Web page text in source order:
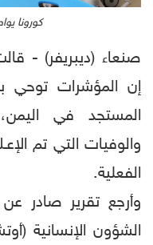
كورونا
صنعاء (ديبريفر) -
إن المؤشرات توحي
المستجد في
والوفيات التي تم
الفعلية.
وأرجع تقرير صادر
الشؤون الإنسانية